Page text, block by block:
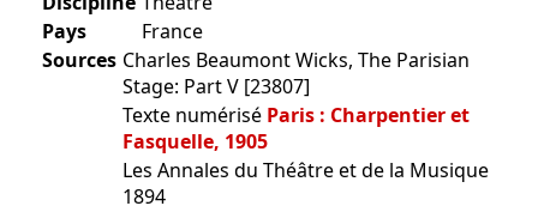
Pays
France
Sources Charles Beaumont Wicks, The Parisian
Stage: Part V [23807]
Texte numérisé Paris : Charpentier et
Fasquelle, 1905
Les Annales du Théâtre et de la Musique
1894